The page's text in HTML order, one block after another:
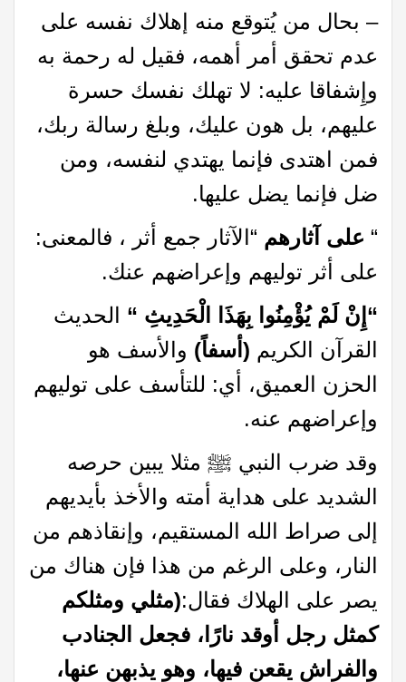
– بحال من يُتوقع منه إهلاك نفسه على
عدم تحقق أمر أهمه، فقيل له رحمة به
وإِشفاقا عليه: لا تهلك نفسك حسرة
عليهم، بل هون عليك، وبلغ رسالة ربك،
فمن اهتدى فإنما يهتدي لنفسه، ومن
ضل فإنما يضل عليها.
“ على آثارهم “الآثار جمع أثر ، فالمعنى:
على أثر توليهم وإعراضهم عنك.
“إِنْ لَمْ يُؤْمِنُوا بِهَذَا الْحَدِيثِ “ الحديث
القرآن الكريم (أسفاً) والأسف هو
الحزن العميق، أي: للتأسف على توليهم
وإعراضهم عنه.
وقد ضرب النبي ﷺ مثلا يبين حرصه
الشديد على هداية أمته والأخذ بأيديهم
إلى صراط الله المستقيم، وإنقاذهم من
النار، وعلى الرغم من هذا فإن هناك من
يصر على الهلاك فقال:(مثلي ومثلكم
كمثل رجل أوقد نارًا، فجعل الجنادب
والفراش يقعن فيها، وهو يذبهن عنها،